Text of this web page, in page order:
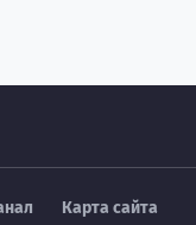
Карта сайта